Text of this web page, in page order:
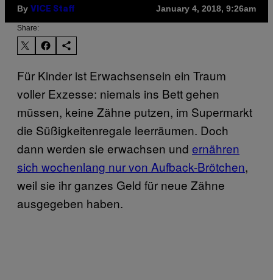
By VICE Staff January 4, 2018, 9:26am
Share:
Für Kinder ist Erwachsensein ein Traum
voller Exzesse: niemals ins Bett gehen
müssen, keine Zähne putzen, im Supermarkt
die Süßigkeitenregale leerräumen. Doch
dann werden sie erwachsen und ernähren
sich wochenlang nur von Aufback-Brötchen,
weil sie ihr ganzes Geld für neue Zähne
ausgegeben haben.